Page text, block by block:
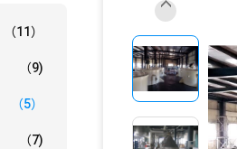
（11）
（9)
（5）
（7)